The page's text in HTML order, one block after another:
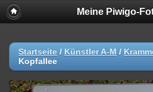
Meine Piwigo-
Startseite / Künstler A-M /
Kopfallee